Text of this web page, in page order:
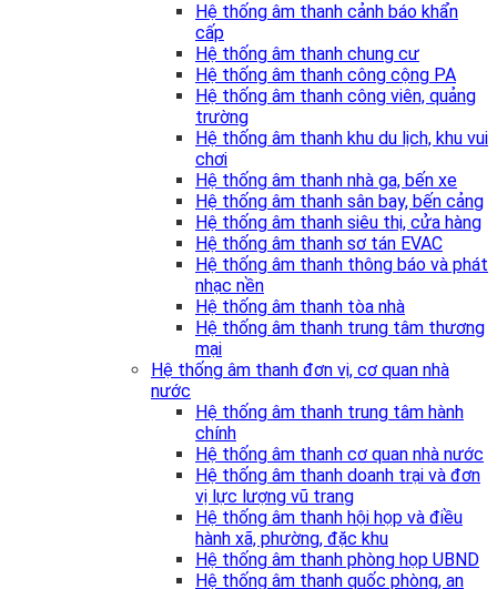
Hệ thống âm thanh cảnh báo khẩn
cấp
Hệ thống âm thanh chung cư
Hệ thống âm thanh công cộng PA
Hệ thống âm thanh công viên, quảng
trường
Hệ thống âm thanh khu du lịch, khu vui
chơi
Hệ thống âm thanh nhà ga, bến xe
Hệ thống âm thanh sân bay, bến cảng
Hệ thống âm thanh siêu thị, cửa hàng
Hệ thống âm thanh sơ tán EVAC
Hệ thống âm thanh thông báo và phát
nhạc nền
Hệ thống âm thanh tòa nhà
Hệ thống âm thanh trung tâm thương
mại
Hệ thống âm thanh đơn vị, cơ quan nhà
nước
Hệ thống âm thanh trung tâm hành
chính
Hệ thống âm thanh cơ quan nhà nước
Hệ thống âm thanh doanh trại và đơn
vị lực lượng vũ trang
Hệ thống âm thanh hội họp và điều
hành xã, phường, đặc khu
Hệ thống âm thanh phòng họp UBND
Hệ thống âm thanh quốc phòng, an